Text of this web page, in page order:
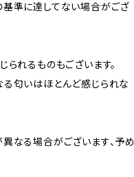
準に達してない場合がござ
れるものもございます。
匂いはほとんど感じられな
なる場合がございます、予め